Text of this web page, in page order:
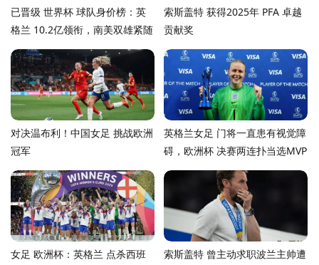
已晋级 世界杯 球队身价榜：英
格兰 10.2亿领衔，南美双雄紧随
索斯盖特 获得2025年 PFA 卓越
贡献奖
对决温布利！中国女足 挑战欧洲
冠军
英格兰女足 门将一直患有视觉障
碍，欧洲杯 决赛两连扑当选MVP
女足 欧洲杯：英格兰 点杀西班
索斯盖特 曾主动求职波兰主帅遭